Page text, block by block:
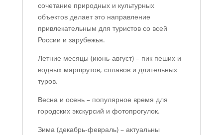
сочетание природных и культурных
объектов делает это направление
привлекательным для туристов со всей
России и зарубежья.
Летние месяцы (июнь-август) – пик пеших и
водных маршрутов, сплавов и длительных
туров.
Весна и осень – популярное время для
городских экскурсий и фотопрогулок.
Зима (декабрь-февраль) – актуальны